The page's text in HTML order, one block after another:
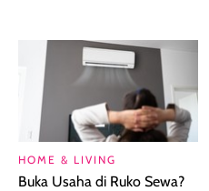
HOME & LIVING
Buka Usaha di Ruko Sewa?